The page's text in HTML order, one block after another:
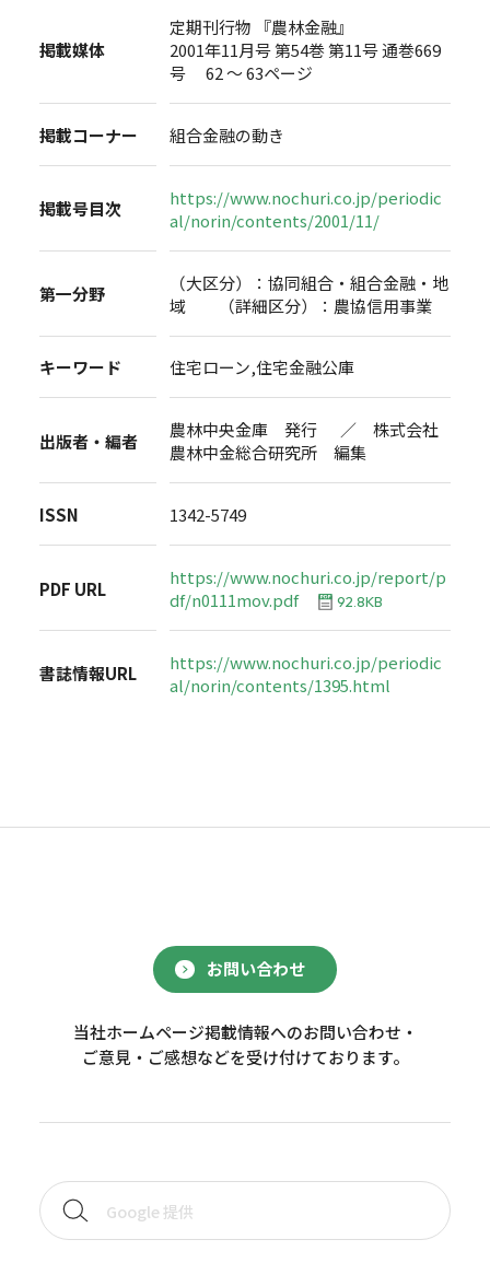
掲載媒体
定期刊行物 『農林金融』
2001年11月号 第54巻 第11号 通巻669
号 62 ～ 63ページ
掲載コーナー 組合金融の動き
掲載号目次
https://www.nochuri.co.jp/periodic
al/norin/contents/2001/11/
第一分野
（大区分）：協同組合・組合金融・地
域 （詳細区分）：農協信用事業
キーワード 住宅ローン,住宅金融公庫
出版者・編者
農林中央金庫 発行 ／ 株式会社
農林中金総合研究所 編集
ISSN 1342-5749
PDF URL
https://www.nochuri.co.jp/report/p
df/n0111mov.pdf
92.8KB
書誌情報URL
https://www.nochuri.co.jp/periodic
al/norin/contents/1395.html
お問い合わせ
当社ホームページ掲載情報へのお問い合わせ・
ご意見・ご感想などを受け付けております。